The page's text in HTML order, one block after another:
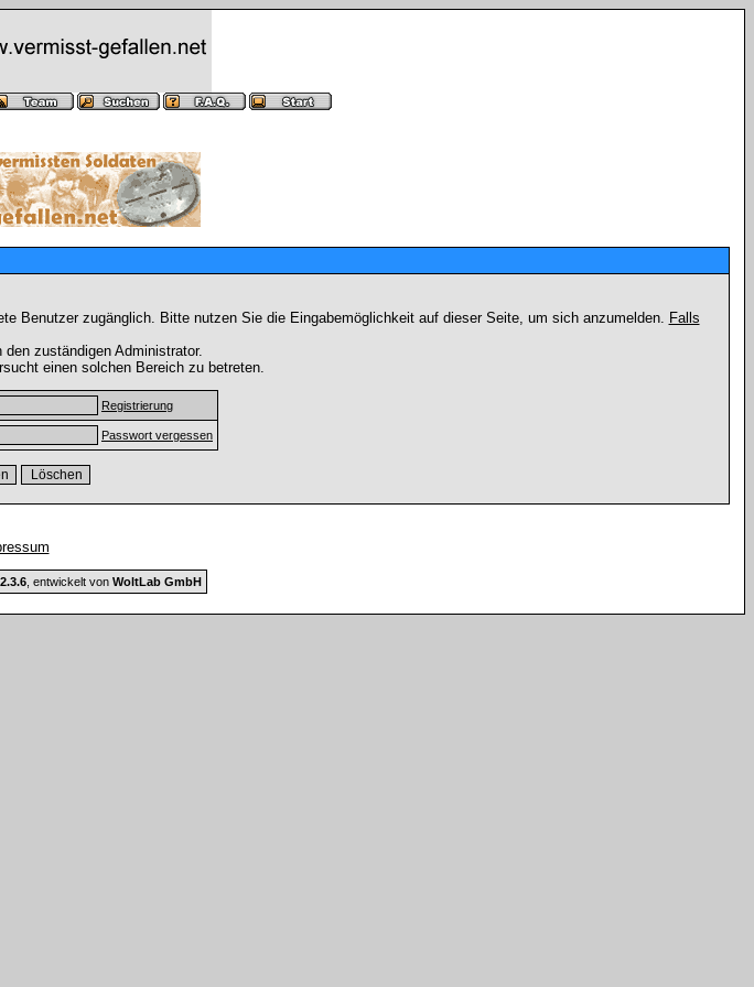
Benutzer zugänglich. Bitte nutzen Sie die Eingabemöglichkeit auf dieser Seite, um sich anzumelden. Falls
zuständigen Administrator.
einen solchen Bereich zu betreten.
Registrierung
Passwort vergessen
, entwickelt von WoltLab GmbH